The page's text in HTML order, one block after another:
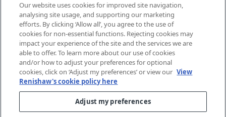
レニショーの出展イベント
© 2001-2026 Renishaw plc.無断転用禁止。
Our website uses cookies for improved site navigation,
analysing site usage, and supporting our marketing
efforts. By clicking ‘Allow all’, you agree to the use of
cookies for non-essential functions. Rejecting cookies may
impact your experience of the site and the services we are
able to offer. To learn more about our use of cookies
and/or how to adjust your preferences for optional
cookies, click on ‘Adjust my preferences’ or view our View
Renishaw's cookie policy here
Adjust my preferences